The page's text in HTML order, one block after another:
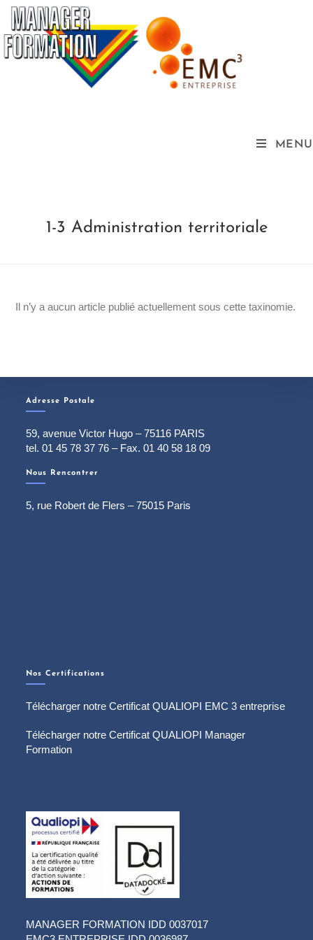
MENU
1-3 Administration territoriale
Il n’y a aucun article publié actuellement sous cette taxinomie.
Adresse Postale
59, avenue Victor Hugo – 75116 PARIS
tel. 01 45 78 37 76 – Fax. 01 40 58 18 09
Nous Rencontrer
5, rue Robert de Flers – 75015 Paris
Nos Certifications
Télécharger notre Certificat QUALIOPI EMC 3 entreprise
Télécharger notre Certificat QUALIOPI Manager
Formation
MANAGER FORMATION IDD 0037017